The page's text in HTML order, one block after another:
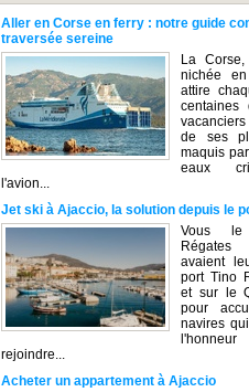
Aller en Corse en ferry : notre guide
traversée sereine
La
nichée en
attire
de ses
maquis
eaux
l'avion...
Jet ski à Ajaccio, la solution depuis le
Vous
avaient
port Tino
et sur le
pour
navires
rejoindre...
Acheter un appartement à Ajaccio